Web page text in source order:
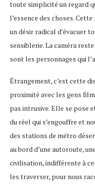
toute simplicité un regard
l’essence des choses.
un désir radical d’évacuer
sensiblerie. La caméra
sont les personnages qui
Étrangement, c’est cette
proximité avec les gens
pas intrusive. Elle se pose
du réel qui s’engouffre et
des stations de métro
au bord d’une autoroute,
civilisation, indifférente à
les traverser, pour nous